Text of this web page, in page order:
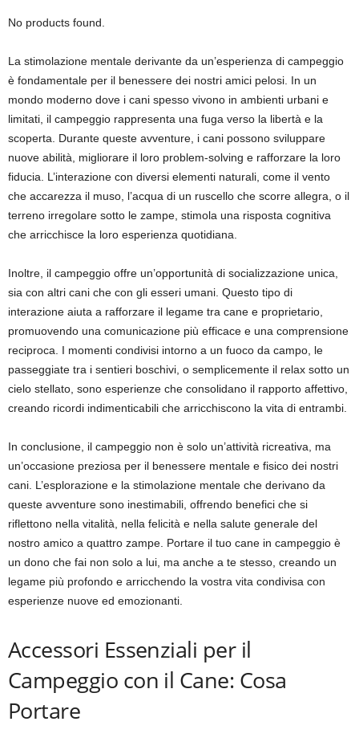
No products found.
La stimolazione mentale derivante da un’esperienza di campeggio
è fondamentale per il benessere dei nostri amici pelosi. In un
mondo moderno dove i cani spesso vivono in ambienti urbani e
limitati, il campeggio rappresenta una fuga verso la libertà e la
scoperta. Durante queste avventure, i cani possono sviluppare
nuove abilità, migliorare il loro problem-solving e rafforzare la loro
fiducia. L’interazione con diversi elementi naturali, come il vento
che accarezza il muso, l’acqua di un ruscello che scorre allegra, o il
terreno irregolare sotto le zampe, stimola una risposta cognitiva
che arricchisce la loro esperienza quotidiana.
Inoltre, il campeggio offre un’opportunità di socializzazione unica,
sia con altri cani che con gli esseri umani. Questo tipo di
interazione aiuta a rafforzare il legame tra cane e proprietario,
promuovendo una comunicazione più efficace e una comprensione
reciproca. I momenti condivisi intorno a un fuoco da campo, le
passeggiate tra i sentieri boschivi, o semplicemente il relax sotto un
cielo stellato, sono esperienze che consolidano il rapporto affettivo,
creando ricordi indimenticabili che arricchiscono la vita di entrambi.
In conclusione, il campeggio non è solo un’attività ricreativa, ma
un’occasione preziosa per il benessere mentale e fisico dei nostri
cani. L’esplorazione e la stimolazione mentale che derivano da
queste avventure sono inestimabili, offrendo benefici che si
riflettono nella vitalità, nella felicità e nella salute generale del
nostro amico a quattro zampe. Portare il tuo cane in campeggio è
un dono che fai non solo a lui, ma anche a te stesso, creando un
legame più profondo e arricchendo la vostra vita condivisa con
esperienze nuove ed emozionanti.
Accessori Essenziali per il
Campeggio con il Cane: Cosa
Portare